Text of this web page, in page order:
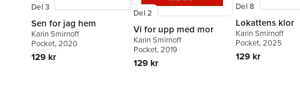
Del 3
Sen for jag hem
Karin Smirnoff
Pocket, 2020
129 kr
Del 2
Vi for upp med mor
Karin Smirnoff
Pocket, 2019
129 kr
Del 8
Lokattens klor
Karin Smirnoff
Pocket, 2025
129 kr